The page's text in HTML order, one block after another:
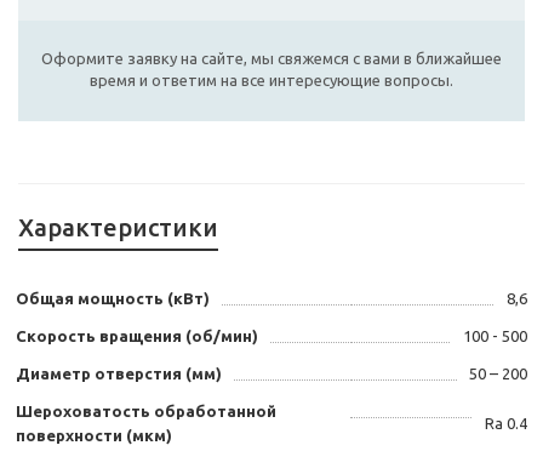
Оформите заявку на сайте, мы свяжемся с вами в ближайшее
время и ответим на все интересующие вопросы.
Характеристики
Общая мощность (кВт) 8,6
Скорость вращения (об/мин) 100 - 500
Диаметр отверстия (мм) 50 – 200
Шероховатость обработанной
поверхности (мкм)
Ra 0.4